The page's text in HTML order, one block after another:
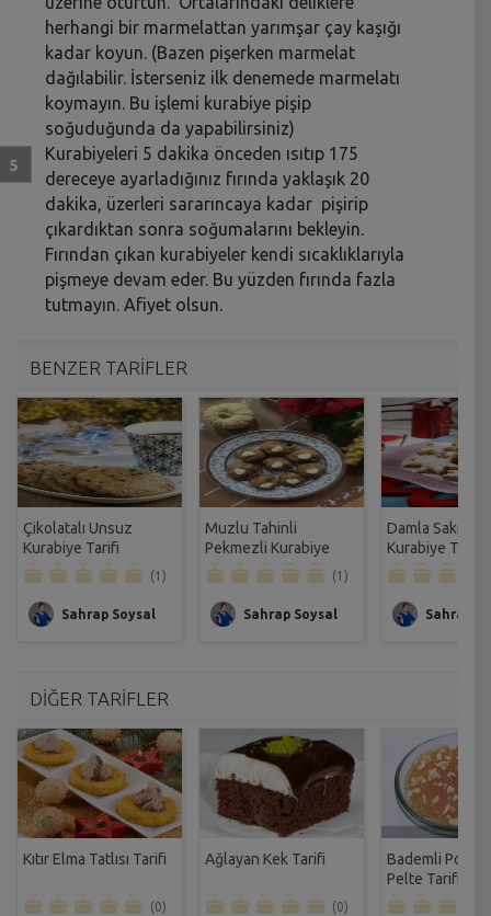
herhangi bir marmelattan yarımşar çay kaşığı
kadar koyun. (Bazen pişerken marmelat
dağılabilir. İsterseniz ilk denemede marmelatı
koymayın. Bu işlemi kurabiye pişip
soğuduğunda da yapabilirsiniz)
Kurabiyeleri 5 dakika önceden ısıtıp 175
dereceye ayarladığınız fırında yaklaşık 20
dakika, üzerleri sararıncaya kadar pişirip
çıkardıktan sonra soğumalarını bekleyin.
Fırından çıkan kurabiyeler kendi sıcaklıklarıyla
pişmeye devam eder. Bu yüzden fırında fazla
tutmayın. Afiyet olsun.
BENZER TARİFLER
Çikolatalı Unsuz
Kurabiye Tarifi
(1)
Sahrap Soysal
Muzlu Tahinli
Pekmezli Kurabiye
Tarifi
(1)
Sahrap Soysal
Damla Sakızlı
Kurabiye Tarifi
Sahrap
DİĞER TARİFLER
Kıtır Elma Tatlısı Tarifi
(0)
Ağlayan Kek Tarifi
(0)
Bademli
Pelte Tarifi